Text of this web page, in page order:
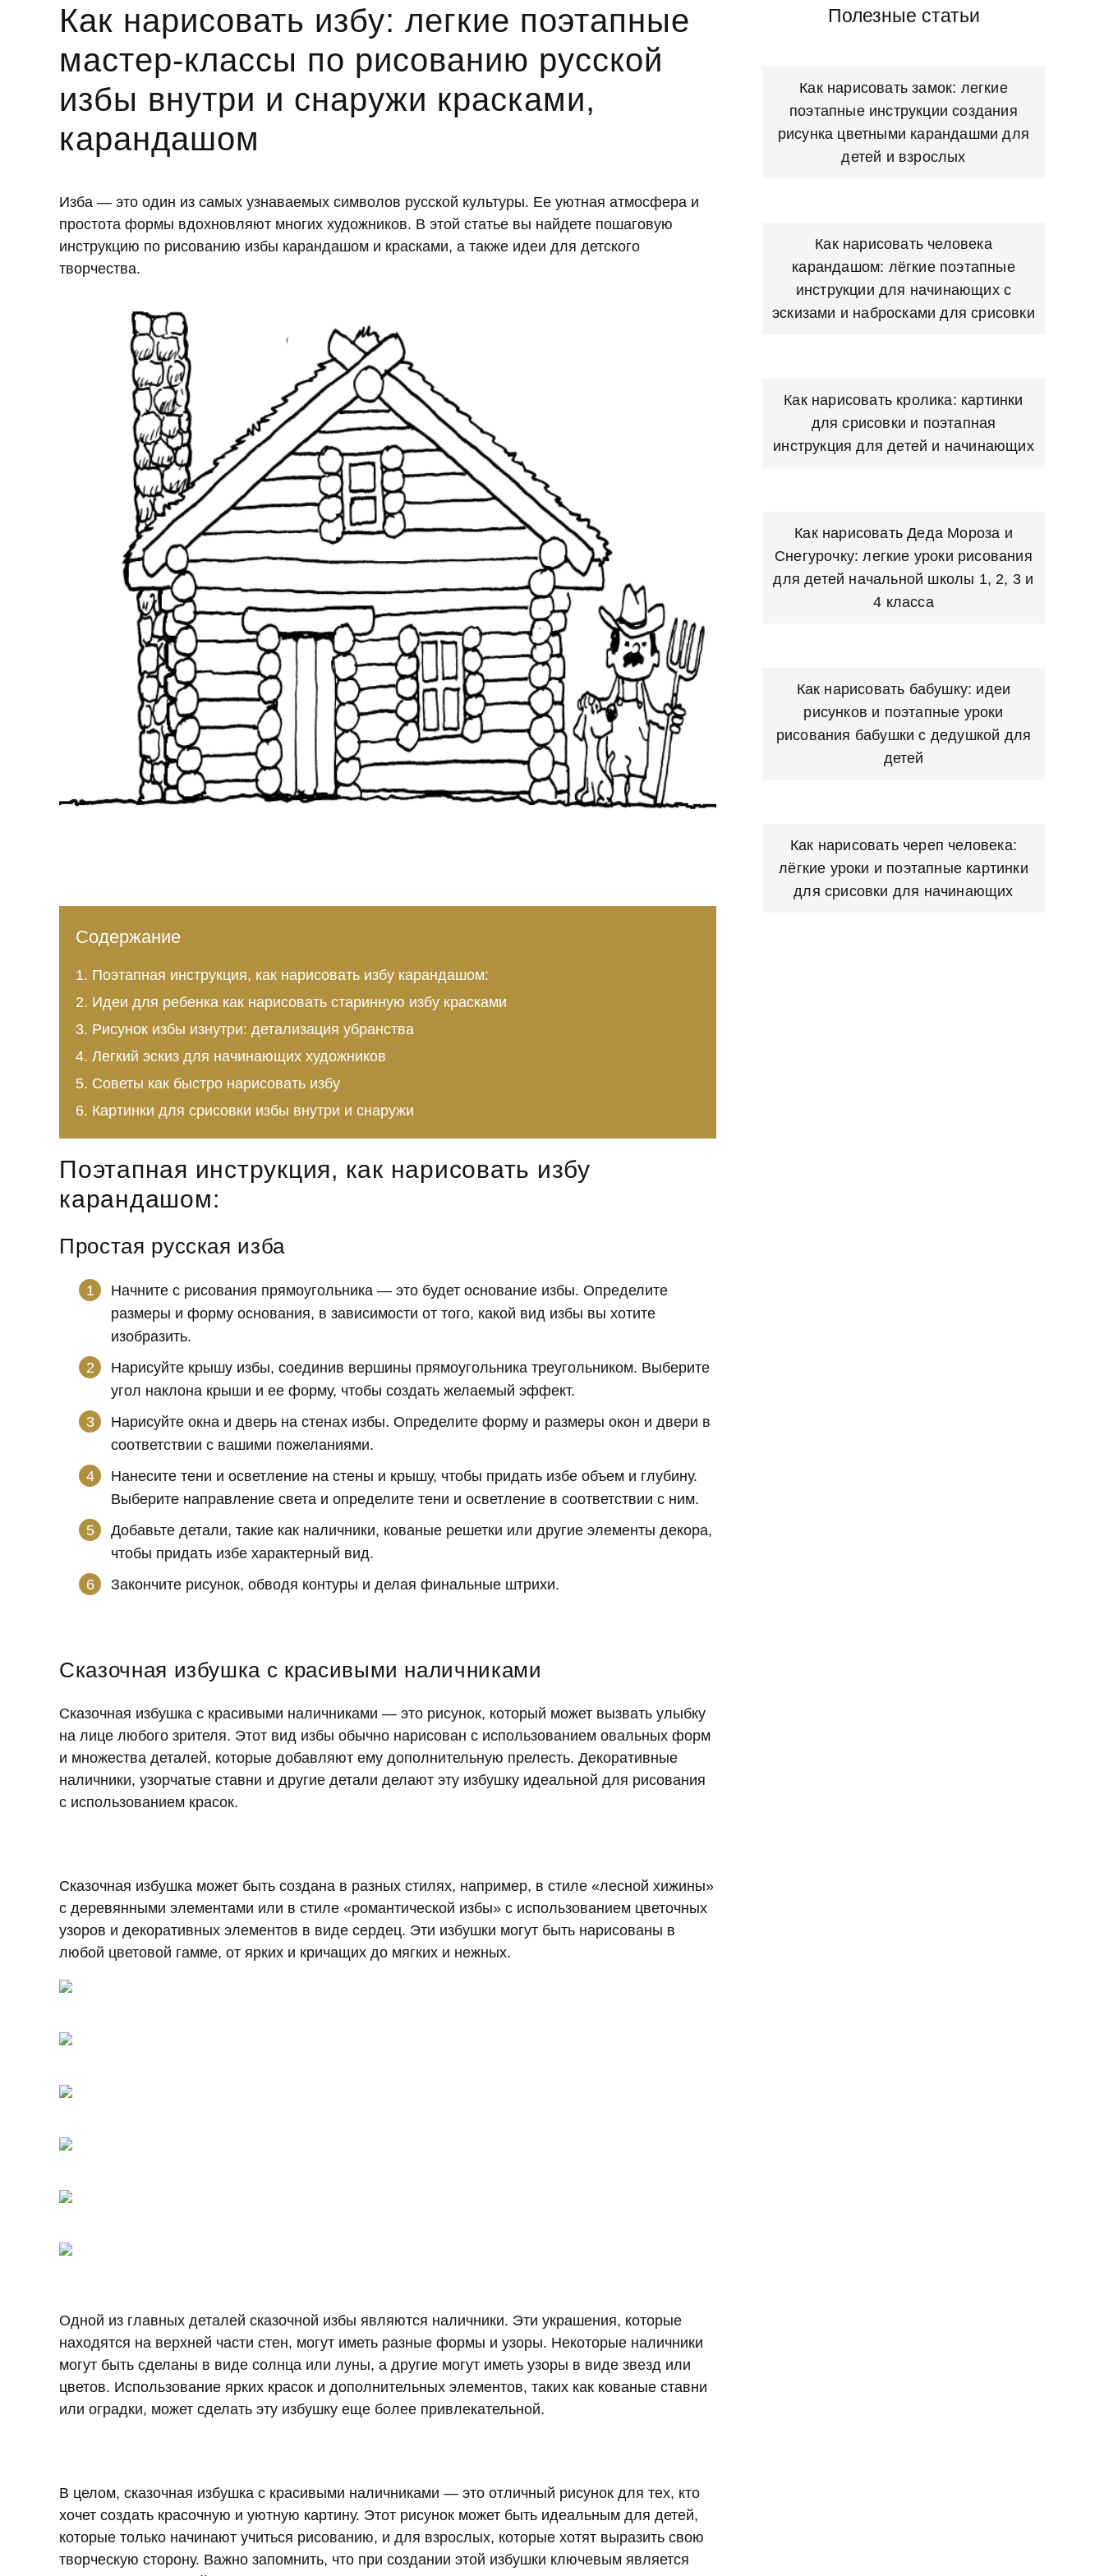
Как нарисовать избу: легкие поэтапные
мастер-классы по рисованию русской
избы внутри и снаружи красками,
карандашом
Изба — это один из самых узнаваемых символов русской культуры. Ее уютная атмосфера и
простота формы вдохновляют многих художников. В этой статье вы найдете пошаговую
инструкцию по рисованию избы карандашом и красками, а также идеи для детского
творчества.
Содержание
Поэтапная инструкция, как нарисовать избу карандашом:
Идеи для ребенка как нарисовать старинную избу красками
Рисунок избы изнутри: детализация убранства
Легкий эскиз для начинающих художников
Советы как быстро нарисовать избу
Картинки для срисовки избы внутри и снаружи
Поэтапная инструкция, как нарисовать избу
карандашом:
Простая русская изба
Начните с рисования прямоугольника — это будет основание избы. Определите
размеры и форму основания, в зависимости от того, какой вид избы вы хотите
изобразить.
Нарисуйте крышу избы, соединив вершины прямоугольника треугольником. Выберите
угол наклона крыши и ее форму, чтобы создать желаемый эффект.
Нарисуйте окна и дверь на стенах избы. Определите форму и размеры окон и двери в
соответствии с вашими пожеланиями.
Нанесите тени и осветление на стены и крышу, чтобы придать избе объем и глубину.
Выберите направление света и определите тени и осветление в соответствии с ним.
Добавьте детали, такие как наличники, кованые решетки или другие элементы декора,
чтобы придать избе характерный вид.
Закончите рисунок, обводя контуры и делая финальные штрихи.
Сказочная избушка с красивыми наличниками
Сказочная избушка с красивыми наличниками — это рисунок, который может вызвать улыбку
на лице любого зрителя. Этот вид избы обычно нарисован с использованием овальных форм
и множества деталей, которые добавляют ему дополнительную прелесть. Декоративные
наличники, узорчатые ставни и другие детали делают эту избушку идеальной для рисования
с использованием красок.
Сказочная избушка может быть создана в разных стилях, например, в стиле «лесной хижины»
с деревянными элементами или в стиле «романтической избы» с использованием цветочных
узоров и декоративных элементов в виде сердец. Эти избушки могут быть нарисованы в
любой цветовой гамме, от ярких и кричащих до мягких и нежных.
Одной из главных деталей сказочной избы являются наличники. Эти украшения, которые
находятся на верхней части стен, могут иметь разные формы и узоры. Некоторые наличники
могут быть сделаны в виде солнца или луны, а другие могут иметь узоры в виде звезд или
цветов. Использование ярких красок и дополнительных элементов, таких как кованые ставни
или оградки, может сделать эту избушку еще более привлекательной.
В целом, сказочная избушка с красивыми наличниками — это отличный рисунок для тех, кто
хочет создать красочную и уютную картину. Этот рисунок может быть идеальным для детей,
которые только начинают учиться рисованию, и для взрослых, которые хотят выразить свою
творческую сторону. Важно запомнить, что при создании этой избушки ключевым является
Полезные статьи
Как нарисовать замок: легкие
поэтапные инструкции создания
рисунка цветными карандашми для
детей и взрослых
Как нарисовать человека
карандашом: лёгкие поэтапные
инструкции для начинающих с
эскизами и набросками для срисовки
Как нарисовать кролика: картинки
для срисовки и поэтапная
инструкция для детей и начинающих
Как нарисовать Деда Мороза и
Снегурочку: легкие уроки рисования
для детей начальной школы 1, 2, 3 и
4 класса
Как нарисовать бабушку: идеи
рисунков и поэтапные уроки
рисования бабушки с дедушкой для
детей
Как нарисовать череп человека:
лёгкие уроки и поэтапные картинки
для срисовки для начинающих